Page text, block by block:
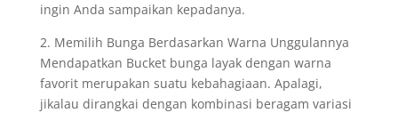
ingin Anda sampaikan kepadanya.
2. Memilih Bunga Berdasarkan Warna Unggulannya
Mendapatkan Bucket bunga layak dengan warna
favorit merupakan suatu kebahagiaan. Apalagi,
jikalau dirangkai dengan kombinasi beragam variasi